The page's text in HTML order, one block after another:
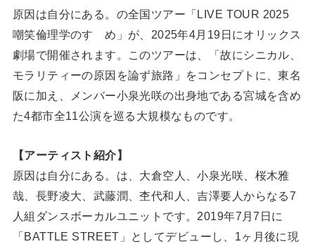
原因は自分にある。の全国ツアー「LIVE TOUR 2025
嘲笑倫理学のすゝめ」が、2025年4月19日にオリックス
劇場で開催されます。このツアーは、「故にシニカル、
モラリティーの原因を論ず旅路」をコンセプトに、東名
阪に加え、メンバー小泉光咲の出身地である宮城を含め
た4都市全11公演を巡る大規模なものです。
【アーティスト紹介】
原因は自分にある。は、大倉空人、小泉光咲、桜木雅
哉、長野凌大、武藤潤、杢代和人、吉澤要人からなる7
人組ダンスボーカルユニットです。2019年7月7日に
「BATTLE STREET」としてデビューし、1ヶ月後に現